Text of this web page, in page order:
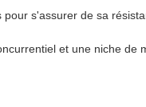
s'assurer de sa
et une niche de